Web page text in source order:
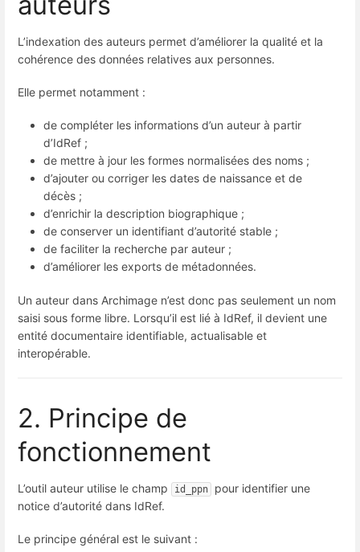
L’indexation des auteurs permet d’améliorer la qualité et la
cohérence des données relatives aux personnes.
Elle permet notamment :
de compléter les informations d’un auteur à partir
d’IdRef ;
de mettre à jour les formes normalisées des noms ;
d’ajouter ou corriger les dates de naissance et de
décès ;
d’enrichir la description biographique ;
de conserver un identifiant d’autorité stable ;
de faciliter la recherche par auteur ;
d’améliorer les exports de métadonnées.
Un auteur dans Archimage n’est donc pas seulement un nom
saisi sous forme libre. Lorsqu’il est lié à IdRef, il devient une
entité documentaire identifiable, actualisable et
interopérable.
2. Principe de
fonctionnement
L’outil auteur utilise le champ id_ppn
pour identifier une
notice d’autorité dans IdRef.
Le principe général est le suivant :